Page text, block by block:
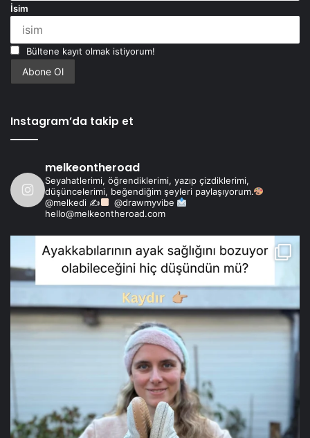
İsim
Bültene kayıt olmak istiyorum!
Instagram’da takip et
melkeontheroad
Seyahatlerimi, öğrendiklerimi, yazıp çizdiklerimi,
düşüncelerimi, beğendiğim şeyleri paylaşıyorum.
@melkedi ✍
@drawmyvibe
hello@melkeontheroad.com